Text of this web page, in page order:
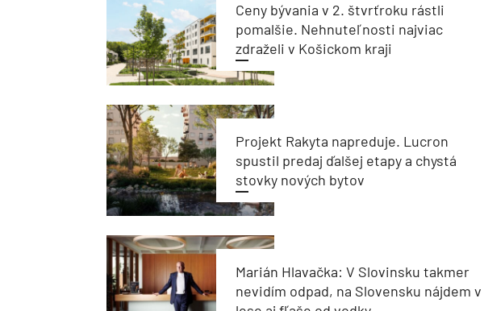
Ceny bývania v 2. štvrťroku rástli
pomalšie. Nehnuteľnosti najviac
zdraželi v Košickom kraji
Projekt Rakyta napreduje. Lucron
spustil predaj ďalšej etapy a chystá
stovky nových bytov
Marián Hlavačka: V Slovinsku takmer
nevidím odpad, na Slovensku nájdem v